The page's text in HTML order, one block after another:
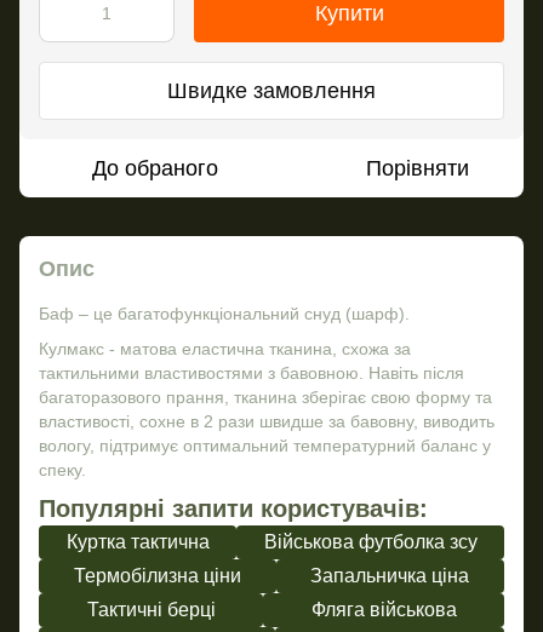
Купити
Швидке замовлення
До обраного Порівняти
Опис
Баф – це багатофункціональний снуд (шарф).
Кулмакс - матова еластична тканина, схожа за
тактильними властивостями з бавовною. Навіть після
багаторазового прання, тканина зберігає свою форму та
властивості, сохне в 2 рази швидше за бавовну, виводить
вологу, підтримує оптимальний температурний баланс у
спеку.
Популярні запити користувачів:
Куртка тактична
Військова футболка зсу
Термобілизна ціни
Запальничка ціна
Тактичні берці
Фляга військова